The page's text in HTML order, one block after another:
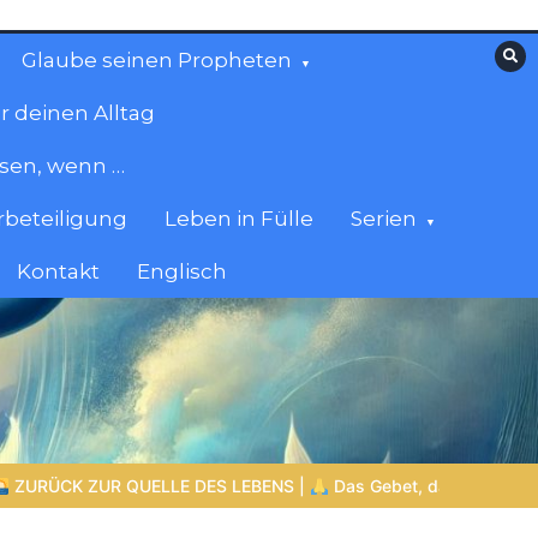
Glaube seinen Propheten
deinen Alltag
wenn …
Leben in Fülle Serien
Kontakt Englisch
Das Gebet, das das Herz verändert | 10.Denn dein ist das